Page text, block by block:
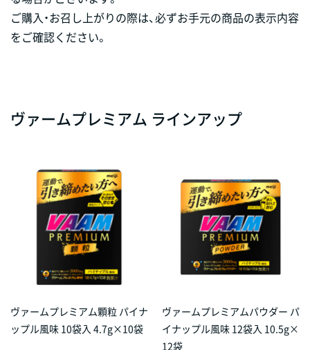
ご購入・お召し上がりの際は、必ずお手元の商品の表示内容
をご確認ください。
ヴァームプレミアム ラインアップ
ヴァームプレミアム顆粒 パイナ
ップル風味 10袋入 4.7g×10袋
ヴァームプレミアムパウダー パ
イナップル風味 12袋入 10.5g×
12袋